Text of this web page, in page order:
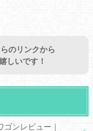
のリンクから
しいです！
ゴンレビュー｜